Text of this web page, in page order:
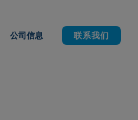
公司信息 联系我们